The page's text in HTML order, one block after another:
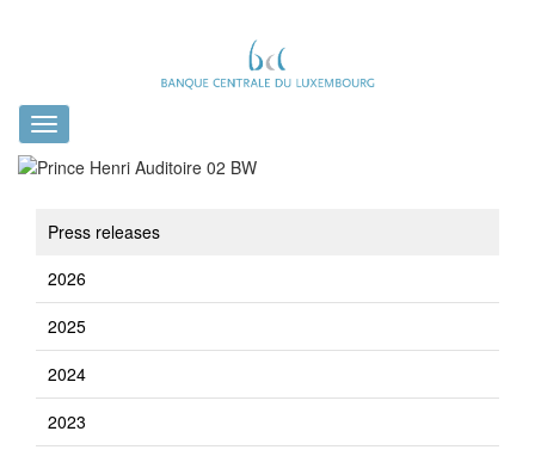
Toggle
navigation
Press releases
2026
2025
2024
2023